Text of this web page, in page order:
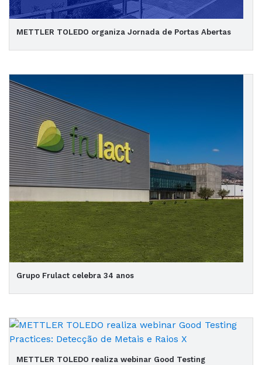
METTLER TOLEDO organiza Jornada de Portas Abertas
Grupo Frulact celebra 34 anos
METTLER TOLEDO realiza webinar Good Testing